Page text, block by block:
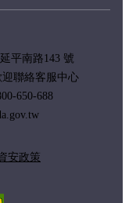
平南路143 號
聯絡客服中心
650-688
安政策